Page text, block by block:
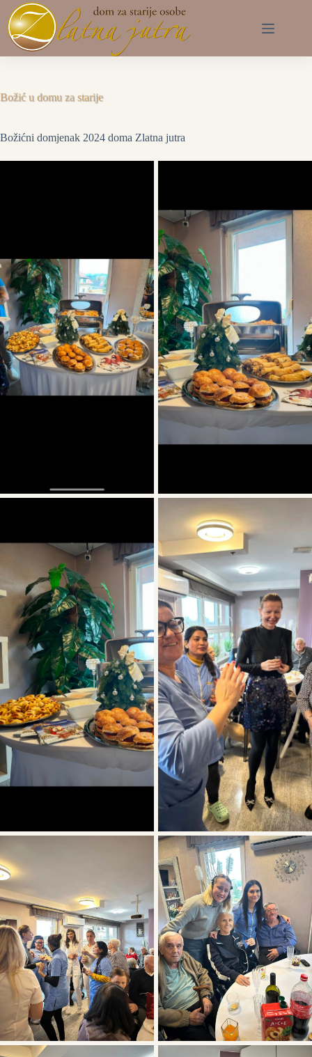
Preskoči
na
sadržaj
Božić u domu za starije
Božićni domjenak 2024 doma Zlatna jutra